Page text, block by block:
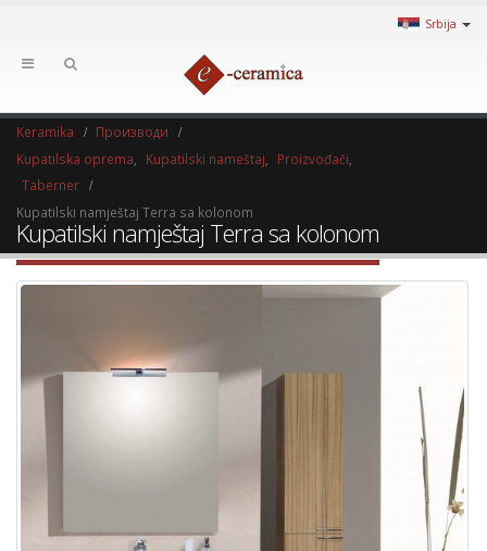
Srbija
Keramika
Производи
Kupatilska oprema
Kupatilski nameštaj Proizvođači
Taberner
Kupatilski namještaj Terra sa kolonom
Kupatilski namještaj Terra sa kolonom